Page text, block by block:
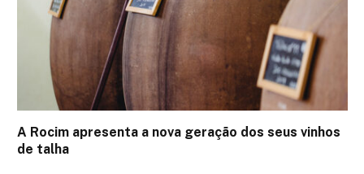
A Rocim apresenta a nova geração dos seus vinhos
de talha